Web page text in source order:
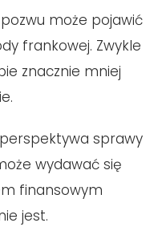
może pojawić
frankowej. Zwykle
znacznie mniej
sprawy
wydawać się
finansowym
jest.